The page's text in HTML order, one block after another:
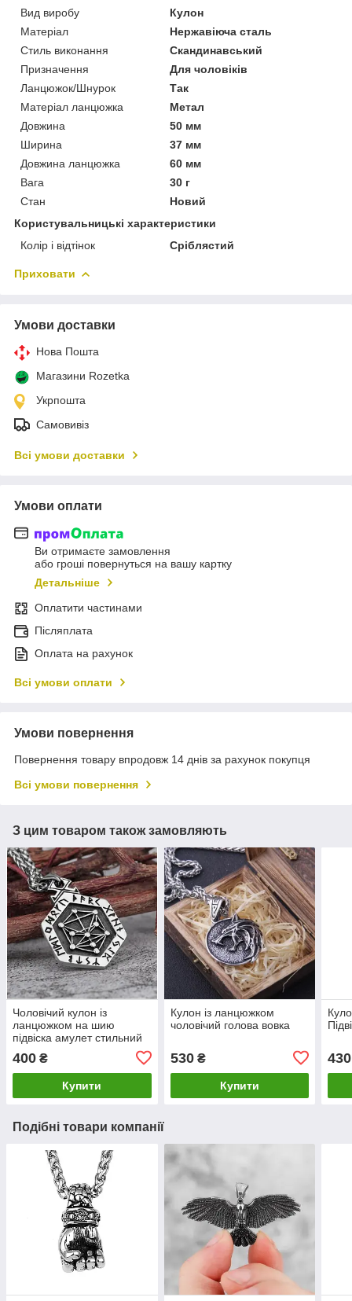
Вид виробу
Кулон
Матеріал
Нержавіюча сталь
Стиль виконання
Скандинавський
Призначення
Для чоловіків
Ланцюжок/Шнурок
Так
Матеріал ланцюжка
Метал
Довжина
50 мм
Ширина
37 мм
Довжина ланцюжка
60 мм
Вага
30 г
Стан
Новий
Користувальницькі характеристики
Колір і відтінок
Сріблястий
Приховати
Умови доставки
Нова Пошта
Магазини Rozetka
Укрпошта
Самовивіз
Всі умови доставки
Умови оплати
Ви отримаєте замовлення
або гроші повернуться на вашу картку
Детальніше
Оплатити частинами
Післяплата
Оплата на рахунок
Всі умови оплати
Умови повернення
Повернення товару впродовж 14 днів за рахунок покупця
Всі умови повернення
З цим товаром також замовляють
Чоловічий кулон із
ланцюжком на шию
підвіска амулет стильний
400 ₴
Купити
Кулон із ланцюжком
чоловічий голова вовка
530₴
Купити
430
Подібні товари компанії